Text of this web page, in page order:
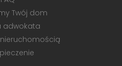
Twój dom
adwokata